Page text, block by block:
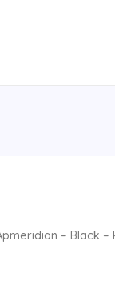
– Black –